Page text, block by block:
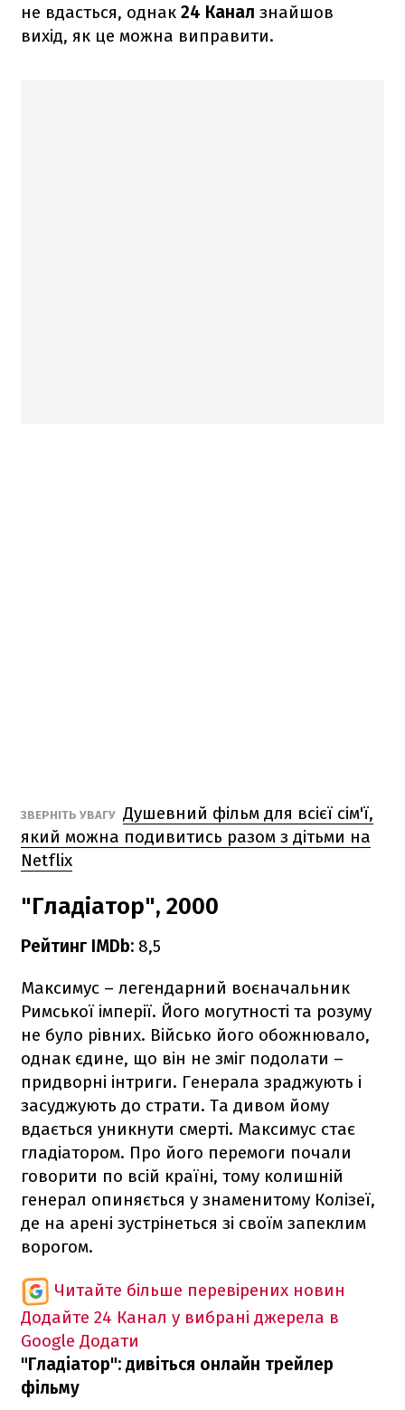
не вдасться, однак 24 Канал знайшов
вихід, як це можна виправити.
ЗВЕРНІТЬ УВАГУ Душевний фільм для всієї сім'ї,
який можна подивитись разом з дітьми на
Netflix
"Гладіатор", 2000
Рейтинг IMDb: 8,5
Максимус – легендарний воєначальник
Римської імперії. Його могутності та розуму
не було рівних. Військо його обожнювало,
однак єдине, що він не зміг подолати –
придворні інтриги. Генерала зраджують і
засуджують до страти. Та дивом йому
вдається уникнути смерті. Максимус стає
гладіатором. Про його перемоги почали
говорити по всій країні, тому колишній
генерал опиняється у знаменитому Колізеї,
де на арені зустрінеться зі своїм запеклим
ворогом.
Читайте більше перевірених новин
Додайте 24 Канал у вибрані джерела в
Google Додати
"Гладіатор": дивіться онлайн трейлер
фільму